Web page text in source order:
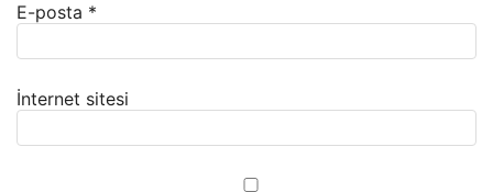
E-posta *
İnternet sitesi